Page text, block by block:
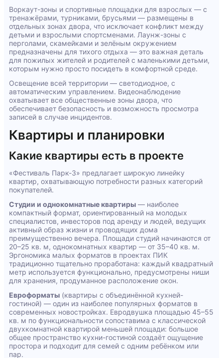
Воркаут-зоны и спортивные площадки для взрослых — с
тренажёрами, турниками, брусьями — размещены в
отдельных зонах двора, что исключает конфликт между
детьми и взрослыми спортсменами. Лаунж-зоны с
перголами, скамейками и зелёным окружением
предназначены для тихого отдыха — это важная деталь
для пожилых жителей и родителей с маленькими детьми,
которым нужно просто посидеть в комфортной среде.
Освещение всей территории — светодиодное, с
автоматическим управлением. Видеонаблюдение
охватывает все общественные зоны двора, что
обеспечивает безопасность и возможность просмотра
записей в случае инцидентов.
Квартиры и планировки
Какие квартиры есть в проекте
«Фестиваль Парк-3» предлагает широкую линейку
квартир, охватывающую потребности разных категорий
покупателей.
Студии и однокомнатные квартиры — наиболее
компактный формат, ориентированный на молодых
специалистов, инвесторов под аренду и людей, ведущих
активный образ жизни и проводящих дома
преимущественно вечера. Площади студий начинаются от
20–25 кв. м, однокомнатных квартир — от 35–40 кв. м.
Эргономика малых форматов в проектах ПИК
традиционно тщательно проработана: каждый квадратный
метр используется функционально, предусмотрены ниши
для хранения, продуманное расположение окон.
Евроформаты (квартиры с объединённой кухней-
гостиной) — один из наиболее популярных форматов в
современных новостройках. Евродвушка площадью 45–55
кв. м по функциональности сопоставима с классической
двухкомнатной квартирой меньшей площади: большое
общее пространство кухни-гостиной создаёт ощущение
простора и подходит для семей с одним ребёнком или
пар.